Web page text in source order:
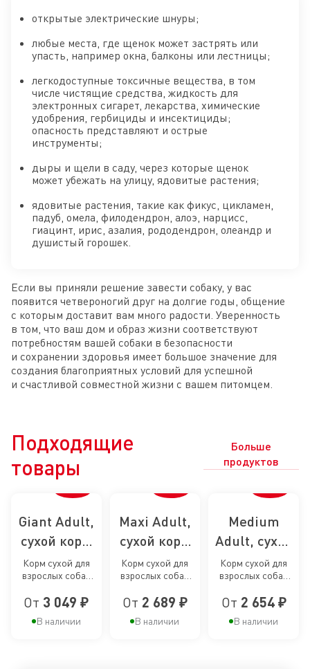
открытые электрические шнуры;
любые места, где щенок может застрять или
упасть, например окна, балконы или лестницы;
легкодоступные токсичные вещества, в том
числе чистящие средства, жидкость для
электронных сигарет, лекарства, химические
удобрения, гербициды и инсектициды;
опасность представляют и острые
инструменты;
дыры и щели в саду, через которые щенок
может убежать на улицу, ядовитые растения;
ядовитые растения, такие как фикус, цикламен,
падуб, омела, филодендрон, алоэ, нарцисс,
гиацинт, ирис, азалия, рододендрон, олеандр и
душистый горошек.
Если вы приняли решение завести собаку, у вас
появится четвероногий друг на долгие годы, общение
с которым доставит вам много радости. Уверенность
в том, что ваш дом и образ жизни соответствуют
потребностям вашей собаки в безопасности
и сохранении здоровья имеет большое значение для
создания благоприятных условий для успешной
и счастливой совместной жизни с вашем питомцем.
Подходящие
товары
Больше
продуктов
Giant Adult,
сухой корм
для собак
гигантских
пород
Корм сухой для
взрослых собак
размеров от 18/24
От 3 049 ₽
В наличии
Maxi Adult,
сухой корм
для собак
крупных
пород
Корм сухой для
взрослых собак
от 15 месяцев до 5
От 2 689 ₽
В наличии
Medium
Adult, сухой
корм для
собак
средних
пород
Корм сухой для
взрослых собак
от 12 месяцев до 7
От 2 654 ₽
В наличии